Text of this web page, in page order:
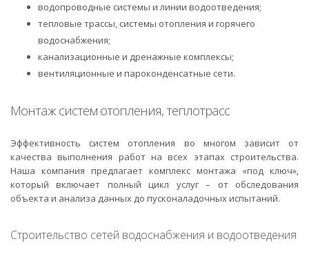
водопроводные системы и линии водоотведения;
тепловые трассы, системы отопления и горячего
водоснабжения;
канализационные и дренажные комплексы;
вентиляционные и пароконденсатные сети.
Монтаж систем отопления, теплотрасс
Эффективность систем отопления во многом зависит от
качества выполнения работ на всех этапах строительства.
Наша компания предлагает комплекс монтажа «под ключ»,
который включает полный цикл услуг – от обследования
объекта и анализа данных до пусконаладочных испытаний.
Строительство сетей водоснабжения и водоотведения